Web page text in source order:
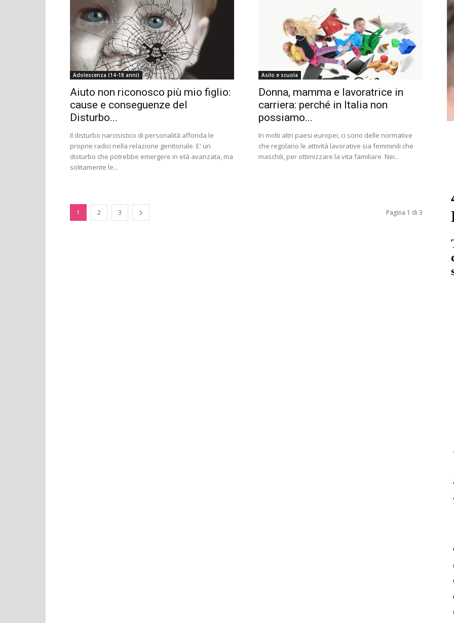
Adolescenza (14-18 anni)
Aiuto non riconosco più mio figlio:
cause e conseguenze del
Disturbo...
Il disturbo narcisistico di personalità affonda le
proprie radici nella relazione genitoriale. E' un
disturbo che potrebbe emergere in età avanzata, ma
solitamente le...
Asilo e scuola
Donna, mamma e lavoratrice in
carriera: perché in Italia non
possiamo...
In molti altri paesi europei, ci sono delle normative
che regolano le attività lavorative sia femminili che
maschili, per ottimizzare la vita familiare. Nei...
1 2 3 Pagina 1 di 3